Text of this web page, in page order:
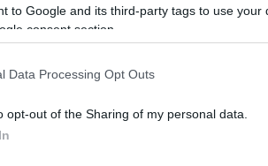
to Google and its third-party tags to use
consent section.
Data Processing Opt Outs
opt-out of the Sharing of my personal data.